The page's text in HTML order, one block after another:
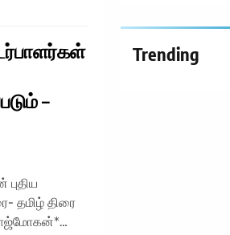
–
தமிழ் திரை
Trending